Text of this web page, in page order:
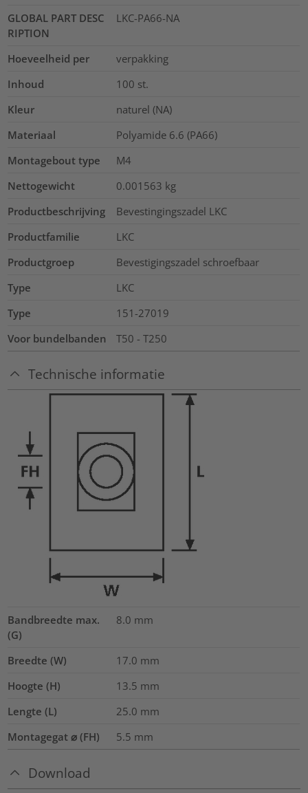
GLOBAL PART DESC
RIPTION
LKC-PA66-NA
Hoeveelheid per
verpakking
Inhoud
100 st.
Kleur
naturel (NA)
Materiaal
Polyamide 6.6 (PA66)
Montagebout type
M4
Nettogewicht
0.001563 kg
Productbeschrijving
Bevestingingszadel LKC
Productfamilie
LKC
Productgroep
Bevestigingszadel schroefbaar
Type
LKC
Type
151-27019
Voor bundelbanden
T50 - T250
Technische informatie
Bandbreedte max.
(G)
8.0 mm
Breedte (W) 17.0 mm
Hoogte (H)
13.5 mm
Lengte (L)
25.0 mm
Montagegat ⌀ (FH)
5.5 mm
Download